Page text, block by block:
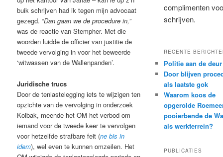
buik schrijven had ik tegen mijn advocaat
gezegd. “Dan gaan we de procedure in,”
was de reactie van Stempher. Met die
woorden luidde de officier van justitie de
tweede vervolging in voor het beweerde
‘witwassen van de Wallenpanden’.
Juridische trucs
Door de tenlastelegging iets te wijzigen ten
opzichte van de vervolging in onderzoek
Kolbak, meende het OM het verbod om
iemand voor de tweede keer te vervolgen
voor hetzelfde strafbare feit (ne bis in
idem), wel even te kunnen omzeilen. Het
complimenten
schrijven.
RECENTE
Politie aan de deur
Door blijven
als laatste gok
Waarom koos de
opgerolde
pooierbende de
als werkterrein?
PUBLICATIES